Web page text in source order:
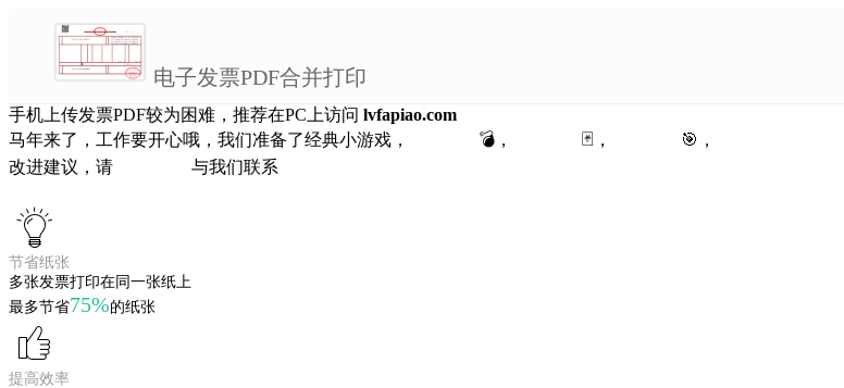
电子发票PDF合并打印
手机上传发票PDF较为困难，推荐在PC上访问 lvfapiao.com
马年来了，工作要开心哦，我们准备了经典小游戏，
💣， 🃏， 🎯，
改进建议，请
与我们联系
节省纸张
多张发票打印在同一张纸上
最多节省75%的纸张
提高效率